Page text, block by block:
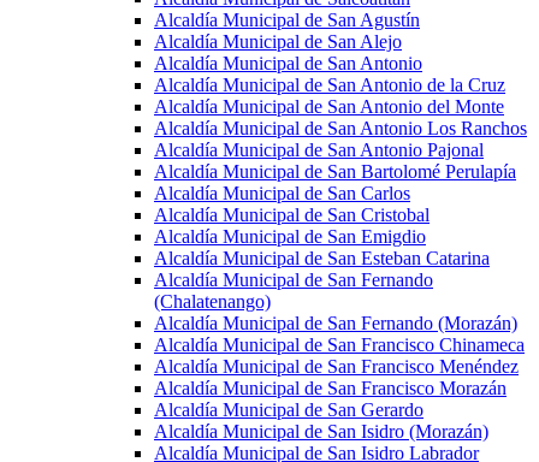
Alcaldía Municipal de San Agustín
Alcaldía Municipal de San Alejo
Alcaldía Municipal de San Antonio
Alcaldía Municipal de San Antonio de la Cruz
Alcaldía Municipal de San Antonio del Monte
Alcaldía Municipal de San Antonio Los Ranchos
Alcaldía Municipal de San Antonio Pajonal
Alcaldía Municipal de San Bartolomé Perulapía
Alcaldía Municipal de San Carlos
Alcaldía Municipal de San Cristobal
Alcaldía Municipal de San Emigdio
Alcaldía Municipal de San Esteban Catarina
Alcaldía Municipal de San Fernando
(Chalatenango)
Alcaldía Municipal de San Fernando (Morazán)
Alcaldía Municipal de San Francisco Chinameca
Alcaldía Municipal de San Francisco Menéndez
Alcaldía Municipal de San Francisco Morazán
Alcaldía Municipal de San Gerardo
Alcaldía Municipal de San Isidro (Morazán)
Alcaldía Municipal de San Isidro Labrador